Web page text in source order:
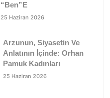
“Ben”e
25 Haziran 2026
Arzunun, Siyasetin Ve
Anlatının İçinde: Orhan
Pamuk Kadınları
25 Haziran 2026